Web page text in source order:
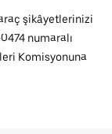
şikâyetlerinizi
numaralı
Komisyonuna